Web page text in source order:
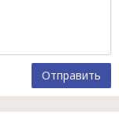
Отправить